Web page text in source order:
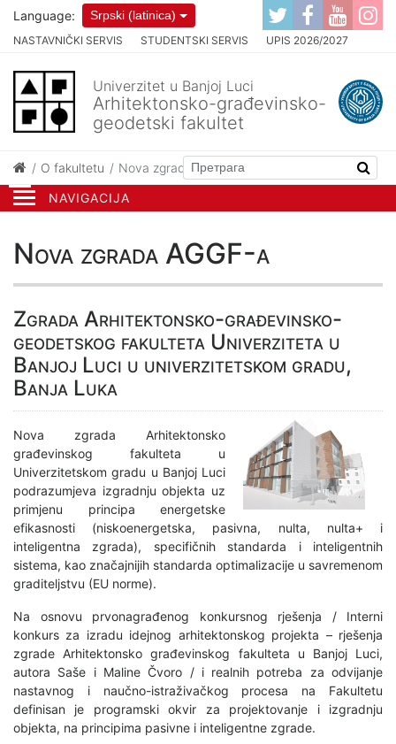
NAVIGACIJA
NASTAVNIČKI SERVIS STUDENTSKI SERVIS UPIS 2026/2027
Language: Srpski (latinica)
Univerzitet u Banjoj Luci
Arhitektonsko-građevinsko-
geodetski fakultet
O fakultetu Nova zgrada AGGF-a
Nova zgrada AGGF-a
Zgrada Arhitektonsko-građevinsko-
geodetskog fakulteta Univerziteta u
Banjoj Luci u univerzitetskom gradu,
Banja Luka
Nova zgrada Arhitektonsko
građevinskog fakulteta u
Univerzitetskom gradu u Banjoj Luci
podrazumjeva izgradnju objekta uz
primjenu principa energetske
efikasnosti (niskoenergetska, pasivna, nulta, nulta+ i
inteligentna zgrada), specifičnih standarda i inteligentnih
sistema, kao značajnijih standarda optimalizacije u savremenom
graditeljstvu (EU norme).
Na osnovu prvonagrađenog konkursnog rješenja / Interni
konkurs za izradu idejnog arhitektonskog projekta – rješenja
zgrade Arhitektonsko građevinskog fakulteta u Banjoj Luci,
autora Saše i Maline Čvoro / i realnih potreba za odvijanje
nastavnog i naučno-istraživačkog procesa na Fakultetu
definisan je programski okvir za projektovanje i izgradnju
objekta, na principima pasivne i inteligentne zgrade.